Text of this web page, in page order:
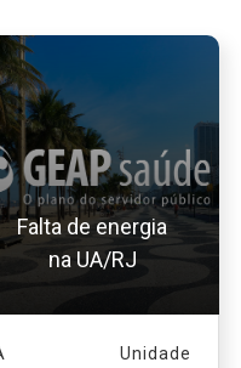
Falta de energia
na UA/RJ
Unidade